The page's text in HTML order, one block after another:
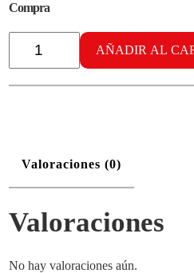
Compra
Radikal
Tribal
cantidad
AÑADIR AL
Valoraciones (0)
Valoraciones
No hay valoraciones aún.